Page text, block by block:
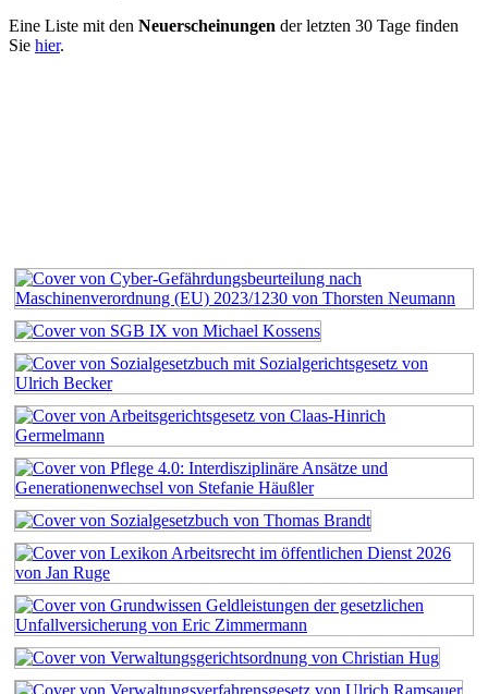
Eine Liste mit den Neuerscheinungen der letzten 30 Tage finden
Sie hier.